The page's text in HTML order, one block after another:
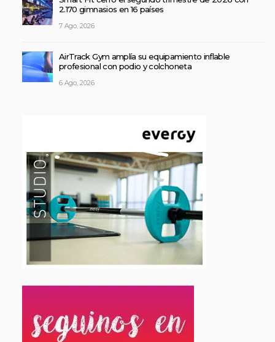
2.170 gimnasios en 16 países
7 Ago, 2026
AirTrack Gym amplía su equipamiento inflable
profesional con podio y colchoneta
6 Ago, 2026